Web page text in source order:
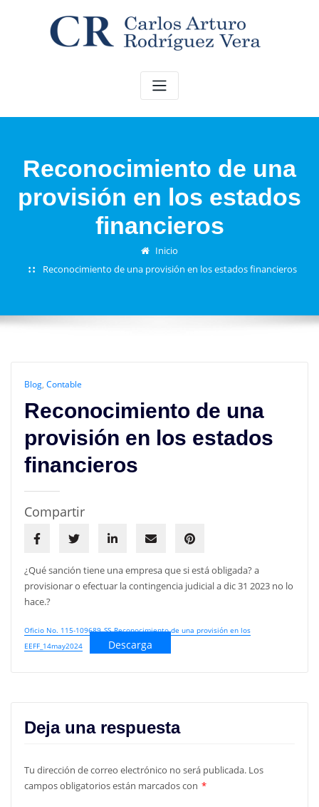
Reconocimiento de una
provisión en los estados
financieros
Inicio
Reconocimiento de una provisión en los estados financieros
Blog, Contable
Reconocimiento de una
provisión en los estados
financieros
Compartir
¿Qué sanción tiene una empresa que si está obligada? a
provisionar o efectuar la contingencia judicial a dic 31 2023 no lo
hace.?
Oficio No. 115-109689_SS_Reconocimiento de una provisión en los
EEFF_14may2024
Descarga
Deja una respuesta
Tu dirección de correo electrónico no será publicada. Los
campos obligatorios están marcados con *